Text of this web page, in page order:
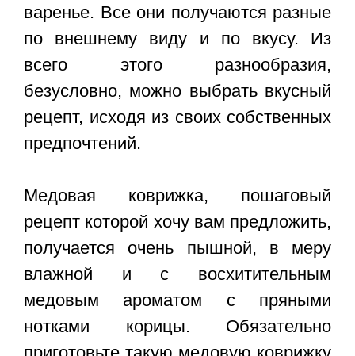
варенье. Все они получаются разные
по внешнему виду и по вкусу. Из
всего этого разнообразия,
безусловно, можно выбрать вкусный
рецепт, исходя из своих собственных
предпочтений.
Медовая коврижка, пошаговый
рецепт которой хочу вам предложить,
получается очень пышной, в меру
влажной и с восхитительным
медовым ароматом с пряными
нотками корицы. Обязательно